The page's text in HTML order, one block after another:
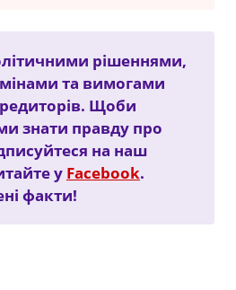
рішеннями,
та вимогами
Щоби
знати правду про
на наш
у Facebook.
факти!